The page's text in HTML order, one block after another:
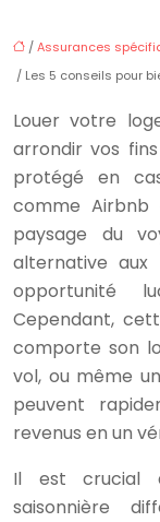
/Assurances
/ Les 5 conseils pour
Louer votre
arrondir vos
protégé en
comme Airbnb
paysage du
alternative
opportunité
Cependant,
comporte son
vol, ou même
peuvent
revenus en un
Il est crucial
saisonnière